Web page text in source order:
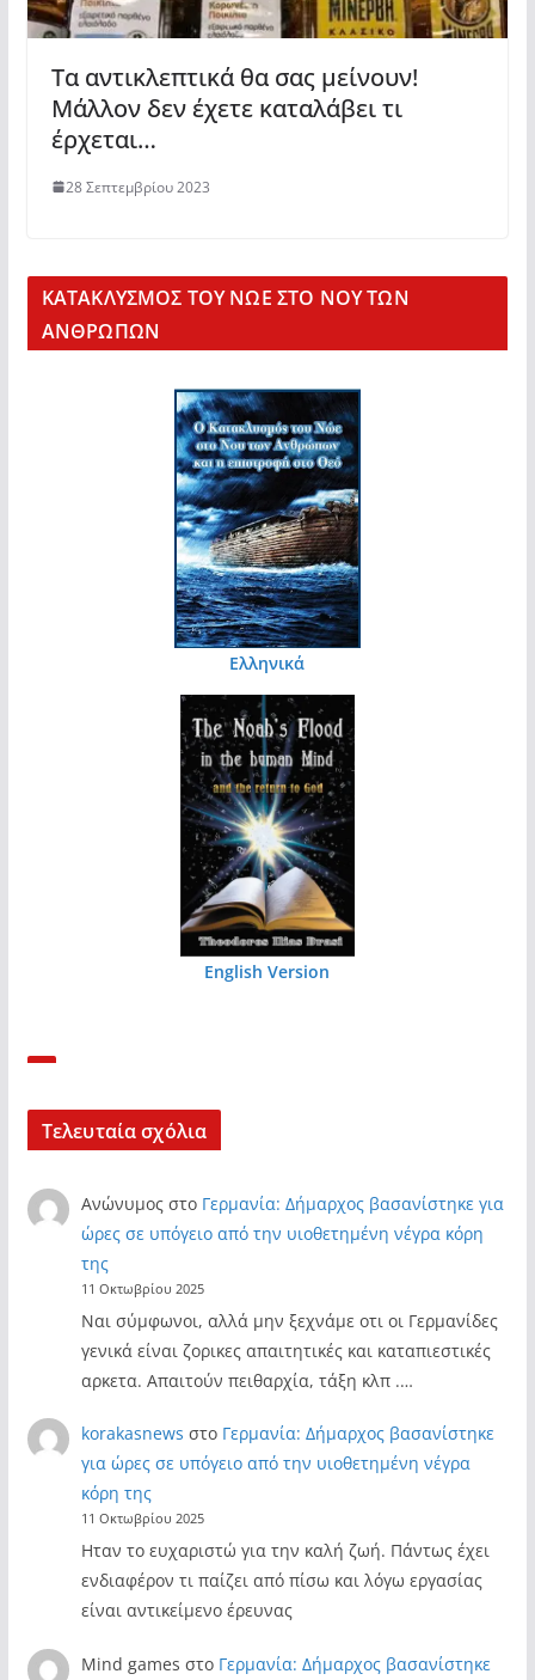
Τα αντικλεπτικά θα σας μείνουν!
Μάλλον δεν έχετε καταλάβει τι
έρχεται…
28 Σεπτεμβρίου 2023
KΑΤΑΚΛΥΣΜΟΣ ΤΟΥ ΝΩΕ ΣΤΟ ΝΟΥ ΤΩΝ
ΑΝΘΡΩΠΩΝ
Ελληνικά
English Version
Τελευταία σχόλια
Ανώνυμος στο Γερμανία: Δήμαρχος βασανίστηκε για
ώρες σε υπόγειο από την υιοθετημένη νέγρα κόρη
της
11 Οκτωβρίου 2025
Ναι σύμφωνοι, αλλά μην ξεχνάμε οτι οι Γερμανίδες
γενικά είναι ζορικες απαιτητικές και καταπιεστικές
αρκετα. Απαιτούν πειθαρχία, τάξη κλπ .…
korakasnews στο Γερμανία: Δήμαρχος βασανίστηκε
για ώρες σε υπόγειο από την υιοθετημένη νέγρα
κόρη της
11 Οκτωβρίου 2025
Ηταν το ευχαριστώ για την καλή ζωή. Πάντως έχει
ενδιαφέρον τι παίζει από πίσω και λόγω εργασίας
είναι αντικείμενο έρευνας
Mind games στο Γερμανία: Δήμαρχος βασανίστηκε